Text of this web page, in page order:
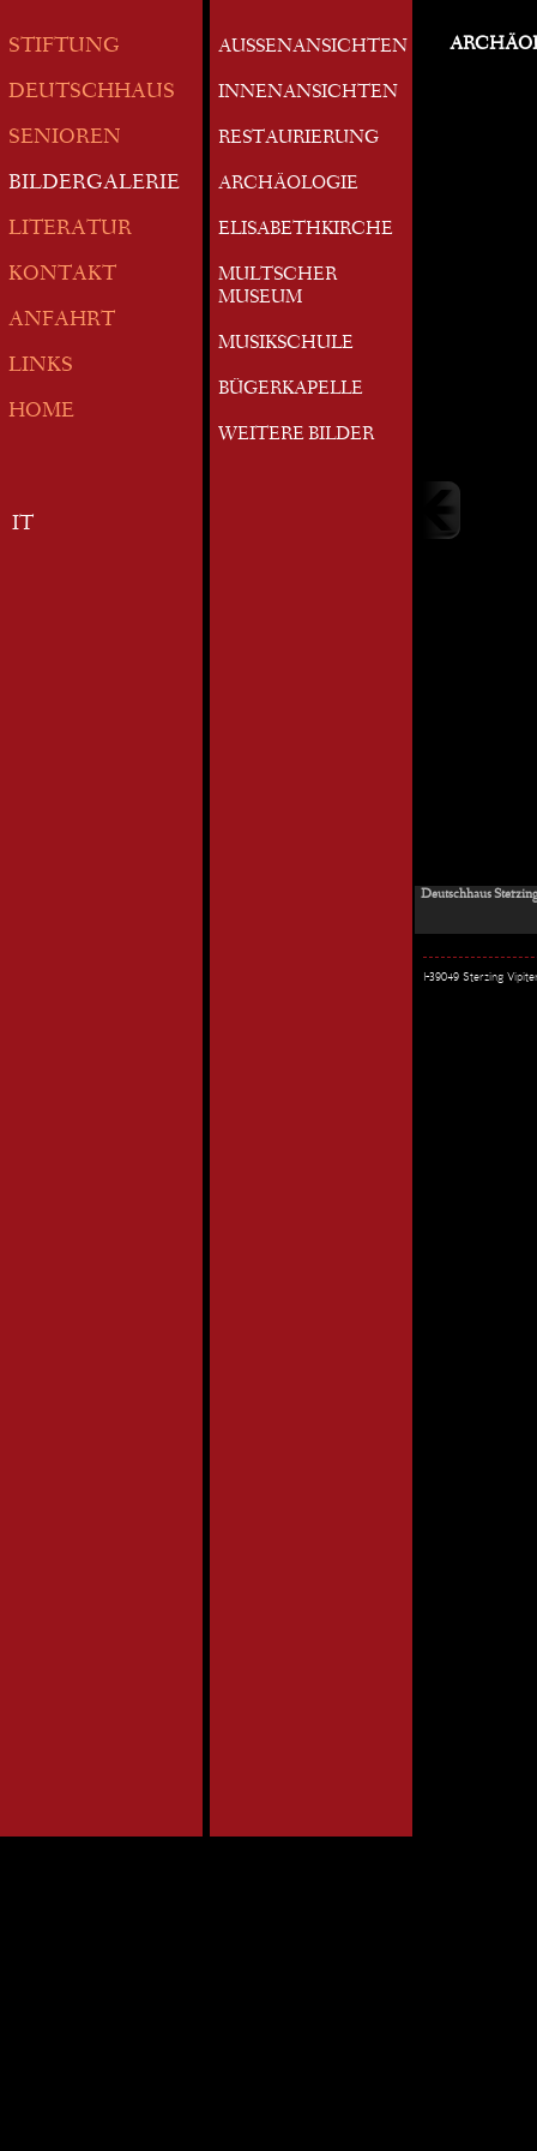
STIFTUNG
DEUTSCHHAUS
SENIOREN
BILDERGALERIE
LITERATUR
KONTAKT
ANFAHRT
LINKS
HOME
IT
AUSSENANSICHTEN
INNENANSICHTEN
RESTAURIERUNG
ARCHÄOLOGIE
ELISABETHKIRCHE
MULTSCHER
MUSEUM
MUSIKSCHULE
BÜGERKAPELLE
WEITERE BILDER
Deutschhaus
I-39049 Sterzing